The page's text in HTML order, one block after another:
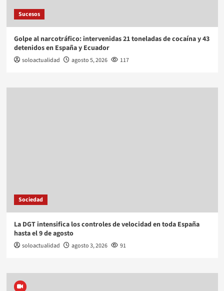
Sucesos
Golpe al narcotráfico: intervenidas 21 toneladas de cocaína y 43
detenidos en España y Ecuador
soloactualidad agosto 5, 2026 117
Sociedad
La DGT intensifica los controles de velocidad en toda España
hasta el 9 de agosto
soloactualidad agosto 3, 2026 91